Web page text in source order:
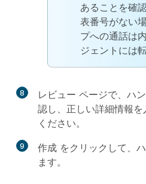
あることを確
表番号がない
プへの通話は
ジェントには
8 レビュー ページで、ハ
認し、正しい詳細情報
ください。
9 作成 をクリックして、
ます。